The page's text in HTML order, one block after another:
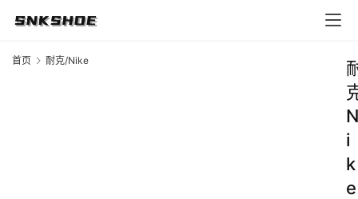
首页 耐克/Nike
N
i
k
e